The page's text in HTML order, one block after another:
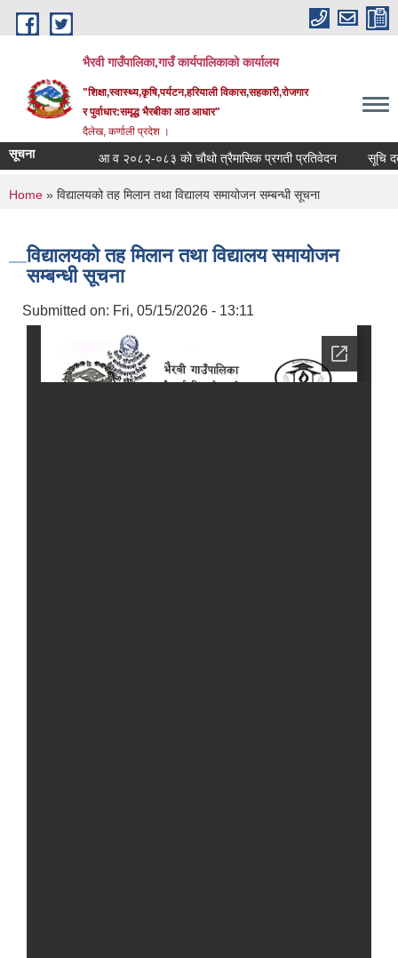
Skip to main content
भैरवी गाउँपालिका,गाउँ कार्यपालिकाको कार्यालय
"शिक्षा,स्वास्थ्य,कृषि,पर्यटन,हरियाली विकास,सहकारी,रोजगार
र पुर्वाधार:समृद्ध भैरबीका आठ आधार"
दैलेख, कर्णाली प्रदेश ।
सूचना आ व २०८२-०८३ को चौथो त्रैमासिक प्रगती प्रतिवेदन सूचि
You are here
Home » विद्यालयको तह मिलान तथा विद्यालय समायोजन सम्बन्धी सूचना
विद्यालयको तह मिलान तथा विद्यालय समायोजन
सम्बन्धी सूचना
Submitted on: Fri, 05/15/2026 - 13:11